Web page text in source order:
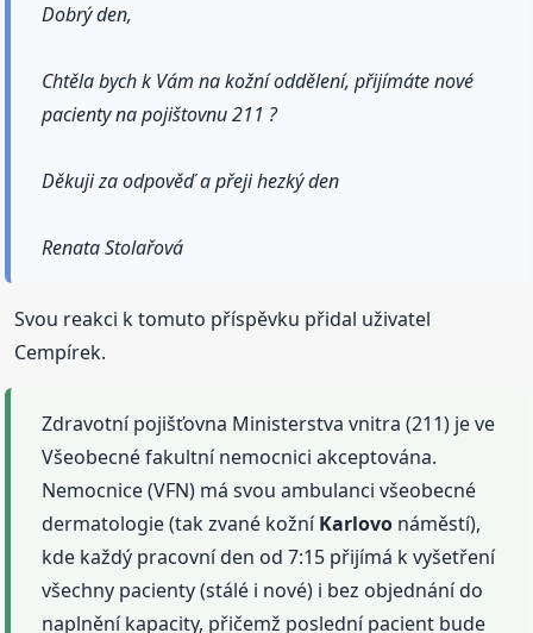
Dobrý den,
Chtěla bych k Vám na kožní oddělení, přijímáte nové
pacienty na pojištovnu 211 ?
Děkuji za odpověď a přeji hezký den
Renata Stolařová
Svou reakci k tomuto příspěvku přidal uživatel
Cempírek.
Zdravotní pojišťovna Ministerstva vnitra (211) je ve
Všeobecné fakultní nemocnici akceptována.
Nemocnice (VFN) má svou ambulanci všeobecné
dermatologie (tak zvané kožníKarlovo náměstí),
kde každý pracovní den od 7:15 přijímá k vyšetření
všechny pacienty (stálé i nové) i bez objednání do
naplnění kapacity, přičemž poslední pacient bude